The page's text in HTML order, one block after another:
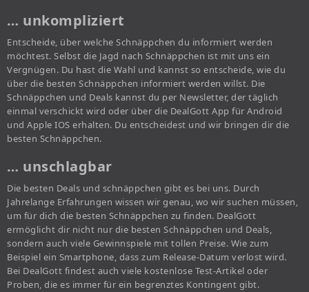
… unkompliziert
Entscheide, über welche Schnäppchen du informiert werden
möchtest. Selbst die Jagd nach Schnäppchen ist mit uns ein
Vergnügen. Du hast die Wahl und kannst so entscheide, wie du
über die besten Schnäppchen informiert werden willst. Die
Schnäppchen und Deals kannst du per Newsletter, der täglich
einmal verschickt wird oder über die DealGott App für Android
und Apple IOS erhalten. Du entscheidest und wir bringen dir die
besten Schnäppchen.
… unschlagbar
Die besten Deals und schnäppchen gibt es bei uns. Durch
Jahrelange Erfahrungen wissen wir genau, wo wir suchen müssen,
um für dich die besten Schnäppchen zu finden. DealGott
ermöglicht dir nicht nur die besten Schnäppchen und Deals,
sondern auch viele Gewinnspiele mit tollen Preise. Wie zum
Beispiel ein Smartphone, dass zum Release-Datum verlost wird.
Bei DealGott findest auch viele kostenlose Test-Artikel oder
Proben, die es immer für ein begrenztes Kontingent gibt.